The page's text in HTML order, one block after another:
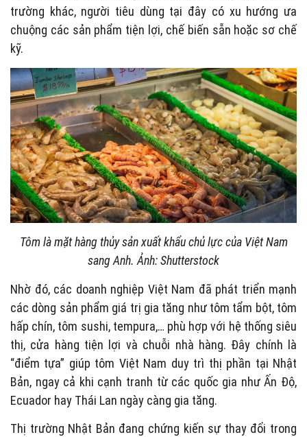
trường khác, người tiêu dùng tại đây có xu hướng ưa
chuộng các sản phẩm tiện lợi, chế biến sẵn hoặc sơ chế
kỹ.
Tôm là mặt hàng thủy sản xuất khẩu chủ lực của Việt Nam
sang Anh. Ảnh: Shutterstock
Nhờ đó, các doanh nghiệp Việt Nam đã phát triển mạnh
các dòng sản phẩm giá trị gia tăng như tôm tẩm bột, tôm
hấp chín, tôm sushi, tempura,… phù hợp với hệ thống siêu
thị, cửa hàng tiện lợi và chuỗi nhà hàng. Đây chính là
“điểm tựa” giúp tôm Việt Nam duy trì thị phần tại Nhật
Bản, ngay cả khi cạnh tranh từ các quốc gia như Ấn Độ,
Ecuador hay Thái Lan ngày càng gia tăng.
Thị trường Nhật Bản đang chứng kiến sự thay đổi trong